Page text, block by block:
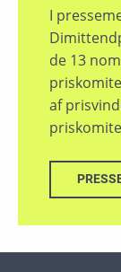
I
de 13
af